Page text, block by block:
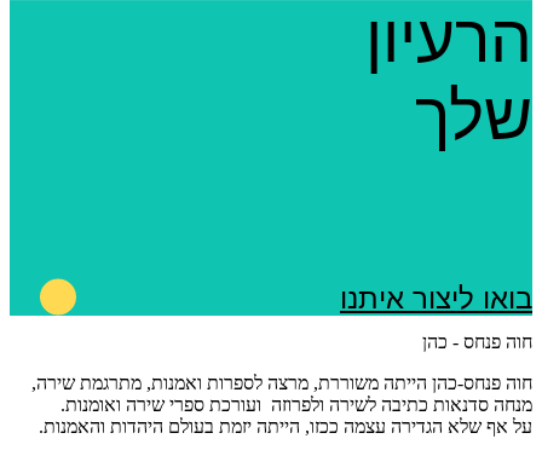
הרעיון
שלך
בואו ליצור איתנו
חוה פנחס - כהן
חוה פנחס-כהן הייתה משוררת, מרצה לספרות ואמנות, מתרגמת שירה,
מנחה סדנאות כתיבה לשירה ולפרוזה ועורכת ספרי שירה ואומנות.
על אף שלא הגדירה עצמה ככזו, הייתה יזמת בעולם היהדות והאמנות.